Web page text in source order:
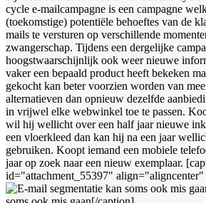
cycle e-mailcampagne is een campagne
(toekomstige) potentiële behoeftes van de
mails te versturen op verschillende
zwangerschap. Tijdens een dergelijke
hoogstwaarschijnlijk ook weer nieuwe
vaker een bepaald product heeft bekeken
gekocht kan beter voorzien worden van
alternatieven dan opnieuw dezelfde
in vrijwel elke webwinkel toe te passen.
wil hij wellicht over een half jaar nieuwe
een vloerkleed dan kan hij na een jaar
gebruiken. Koopt iemand een mobiele
jaar op zoek naar een nieuw exemplaar.
id="attachment_55397"